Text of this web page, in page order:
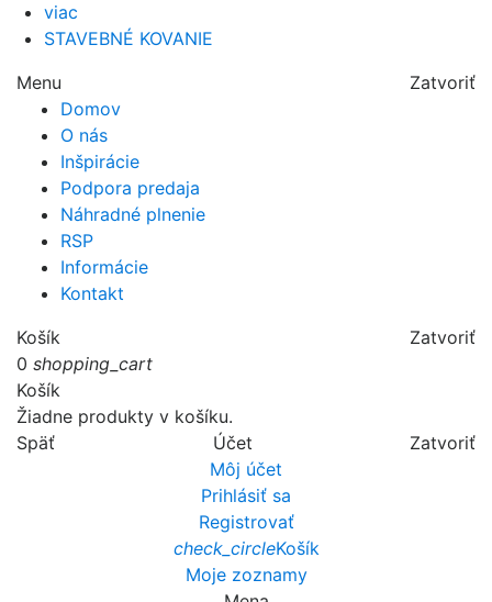
viac
STAVEBNÉ KOVANIE
Menu
Zatvoriť
Domov
O nás
Inšpirácie
Podpora predaja
Náhradné plnenie
RSP
Informácie
Kontakt
Košík
Zatvoriť
0 shopping_cart
Košík
Žiadne produkty v košíku.
Späť
Účet
Zatvoriť
Môj účet
Prihlásiť sa
Registrovať
check_circleKošík
Moje zoznamy